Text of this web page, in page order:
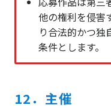
他の権利を侵害
り合法的かつ独
条件とします。
12．主催